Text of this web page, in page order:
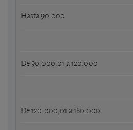
Hasta 90.000
De 90.000,01 a 120.000
De 120.000,01 a 180.000